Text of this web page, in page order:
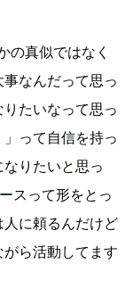
の真似ではなく
なんだって思っ
たいなって思っ
って自信を持っ
りたいと思っ
スって形をとっ
に頼るんだけど
ら活動してます